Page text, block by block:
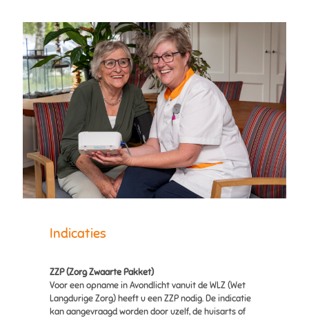
Indicaties
ZZP (Zorg Zwaarte Pakket)
Voor een opname in Avondlicht vanuit de WLZ (Wet
Langdurige Zorg) heeft u een ZZP nodig. De indicatie
kan aangevraagd worden door uzelf, de huisarts of